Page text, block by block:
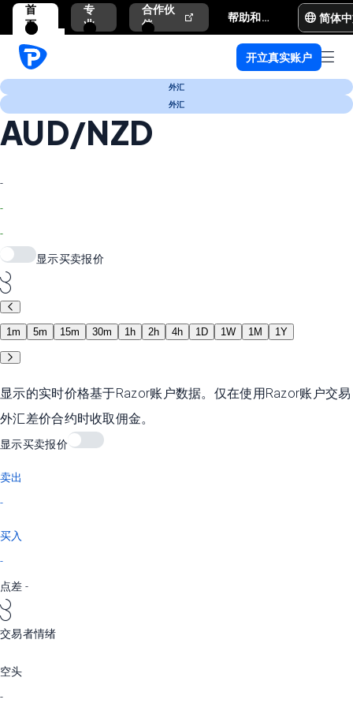
首
页
专
业
合作伙
伴
帮助和支持 简体
开立真实账户
外汇
外汇
AUD/NZD
-
-
-
显示买卖报价
1m 5m 15m 30m 1h 2h 4h 1D 1W 1M 1Y
显示的实时价格基于Razor账户数据。仅在使用Razor账户交易
外汇差价合约时收取佣金。
显示买卖报价
卖出
-
买入
-
点差 -
交易者情绪
空头
-